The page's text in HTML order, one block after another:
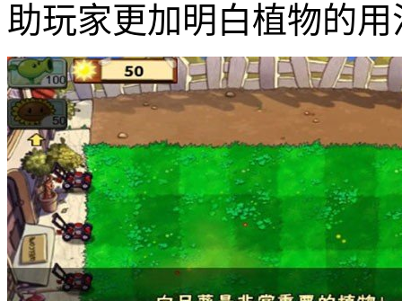
助玩家更加明白植物的用